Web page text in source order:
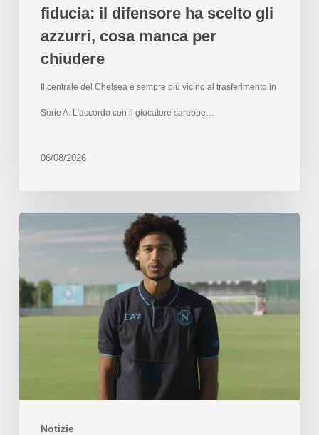
fiducia: il difensore ha scelto gli
azzurri, cosa manca per
chiudere
Il centrale del Chelsea è sempre più vicino al trasferimento in
Serie A. L'accordo con il giocatore sarebbe…
06/08/2026
Notizie